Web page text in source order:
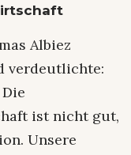
Albiez
verdeutlichte:
ist nicht gut,
Unsere